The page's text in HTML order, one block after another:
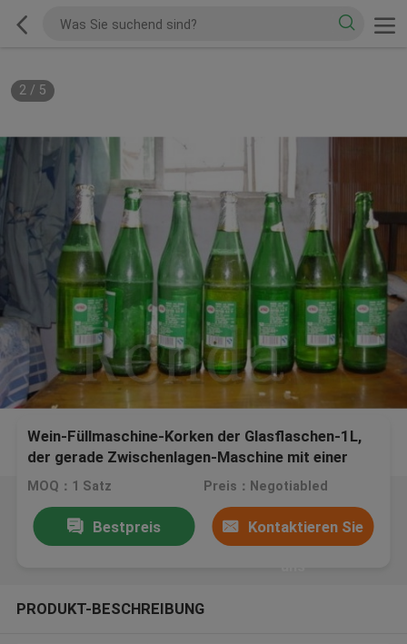
2/ 5
Wein-Füllmaschine-Korken der Glasflaschen-1L,
der gerade Zwischenlagen-Maschine mit einer
Kappe bedeckt
MOQ：1 Satz Preis：Negotiabled
Bestpreis Kontaktieren Sie
PRODUKT-BESCHREIBUNG